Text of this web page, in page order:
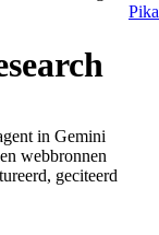
Pika
in Gemini
webbronnen
geciteerd